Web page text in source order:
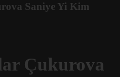
Saniye Yi Kim
Çukurova